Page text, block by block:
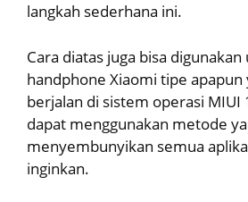
langkah sederhana ini.
Cara diatas juga bisa
handphone Xiaomi tipe apapun
berjalan di sistem operasi MIUI
dapat menggunakan metode
menyembunyikan semua
inginkan.